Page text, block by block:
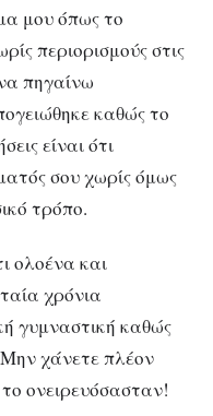
μου όπως το
περιορισμούς στις
πηγαίνω
καθώς το
είναι ότι
σου χωρίς όμως
τρόπο.
ολοένα και
χρόνια
γυμναστική καθώς
χάνετε πλέον
ονειρευόσασταν!